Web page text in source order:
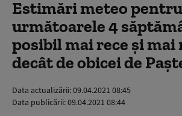
Estimări meteo pentru
următoarele 4
posibil mai rece și
decât de obicei de
Data actualizării:09.04.2021 08:45
Data publicării:09.04.2021 08:44